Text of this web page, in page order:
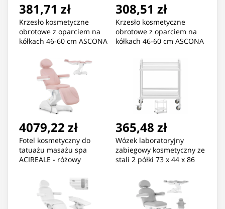
381,71 zł
Krzesło kosmetyczne
obrotowe z oparciem na
kółkach 46-60 cm ASCONA
308,51 zł
Krzesło kosmetyczne
obrotowe z oparciem na
kółkach 46-60 cm ASCONA
4079,22 zł
Fotel kosmetyczny do
tatuażu masażu spa
ACIREALE - różowy
365,48 zł
Wózek laboratoryjny
zabiegowy kosmetyczny ze
stali 2 półki 73 x 44 x 86